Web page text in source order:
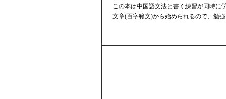
この本は中国語文法と書く練習が同時に
文章(百字範文)から始められるので、勉